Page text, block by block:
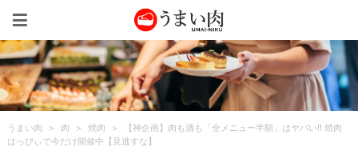
うまい肉 > 肉 > 焼肉 >
【神企画】肉も酒も「全メニュー半額」はヤバい!! 焼肉
はっぴぃで今だけ開催中【見逃すな】